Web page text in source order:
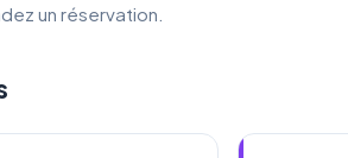
un réservation.